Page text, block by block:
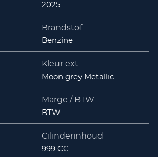
2025
Brandstof
Benzine
Kleur ext.
Moon grey Metallic
Marge / BTW
BTW
Cilinderinhoud
999 CC